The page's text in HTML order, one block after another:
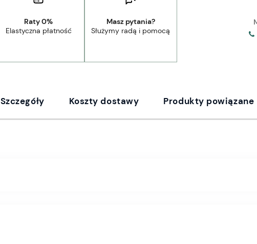
Raty 0%
Elastyczna płatność
Masz pytania?
Służymy radą i pomocą
Szczegóły Koszty dostawy Produkty powiązane